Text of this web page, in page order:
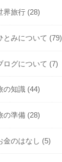
界旅行 (28)
とみについて (79)
ログについて (7)
の知識 (44)
の準備 (28)
金のはなし (5)